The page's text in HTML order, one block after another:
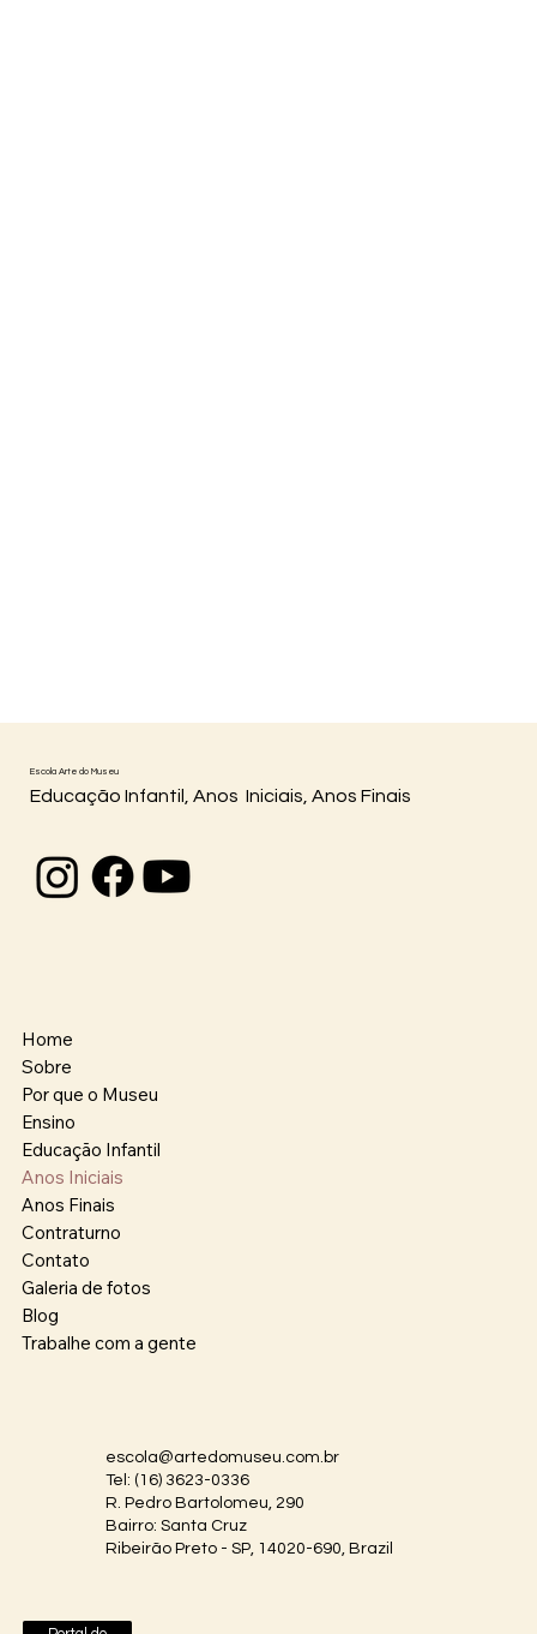
Escola Arte do Museu
Educação Infantil, Anos Iniciais, Anos Finais
Home
Sobre
Por que o Museu
Ensino
Educação Infantil
Anos Iniciais
Anos Finais
Contraturno
Contato
Galeria de fotos
Blog
Trabalhe com a gente
escola@artedomuseu.com.br
Tel: (16) 3623-0336
R. Pedro Bartolomeu, 290
Bairro: Santa Cruz
Ribeirão Preto - SP, 14020-690, Brazil